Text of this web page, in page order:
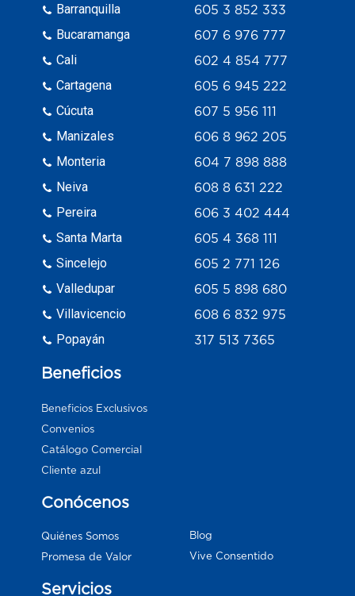
Barranquilla
Bucaramanga
Cali
Cartagena
Cúcuta
Manizales
Monteria
Neiva
Pereira
Santa Marta
Sincelejo
Valledupar
Villavicencio
Popayán
605 3 852 333
607 6 976 777
602 4 854 777
605 6 945 222
607 5 956 111
606 8 962 205
604 7 898 888
608 8 631 222
606 3 402 444
605 4 368 111
605 2 771 126
605 5 898 680
608 6 832 975
317 513 7365
Beneficios
Beneficios Exclusivos
Convenios
Catálogo Comercial
Cliente azul
Conócenos
Quiénes Somos
Promesa de Valor
Blog
Vive Consentido
Servicios